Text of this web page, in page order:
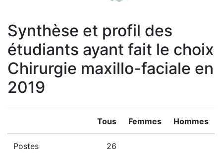
Synthèse et profil des
étudiants ayant fait le choix
Chirurgie maxillo-faciale en
2019
Tous Femmes Hommes
Postes 26